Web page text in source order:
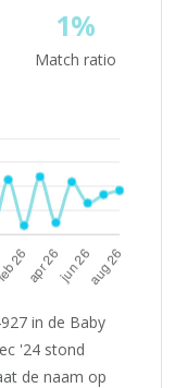
1%
Match ratio
in de Baby
'24 stond
de naam op